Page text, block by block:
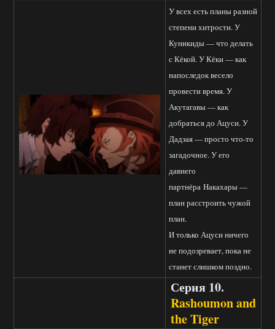
У всех есть планы разной
степени хитрости. У
Куникиды — что делать
с Кёкой. У Кёки — как
напоследок весело
провести время. У
Акутагавы — как
добраться до Ацуси. У
Дадзая — просто что-то
загадочное. У его
давнего
партнёра Накахары —
план расстроить чужой
план.
И только Ацуси ничего
не подозревает, пока не
станет слишком поздно.
Серия 10.
Rashoumon and
the Tiger